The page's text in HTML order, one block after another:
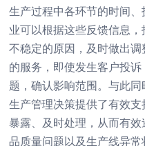
生产过程中各环节的时间
业可以根据这些反馈信息
不稳定的原因，及时做出
的服务，即使发生客户投
题，确认影响范围。与此
生产管理决策提供了有效
暴露、及时处理，从而有
品质量问题以及生产线异